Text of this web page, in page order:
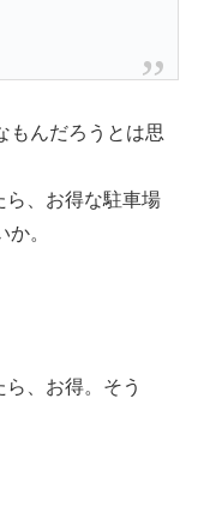
もんだろうとは思
ら、お得な駐車場
。
、お得。そう